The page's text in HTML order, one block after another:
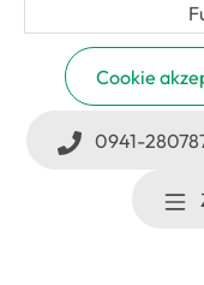
Cookie
0941-